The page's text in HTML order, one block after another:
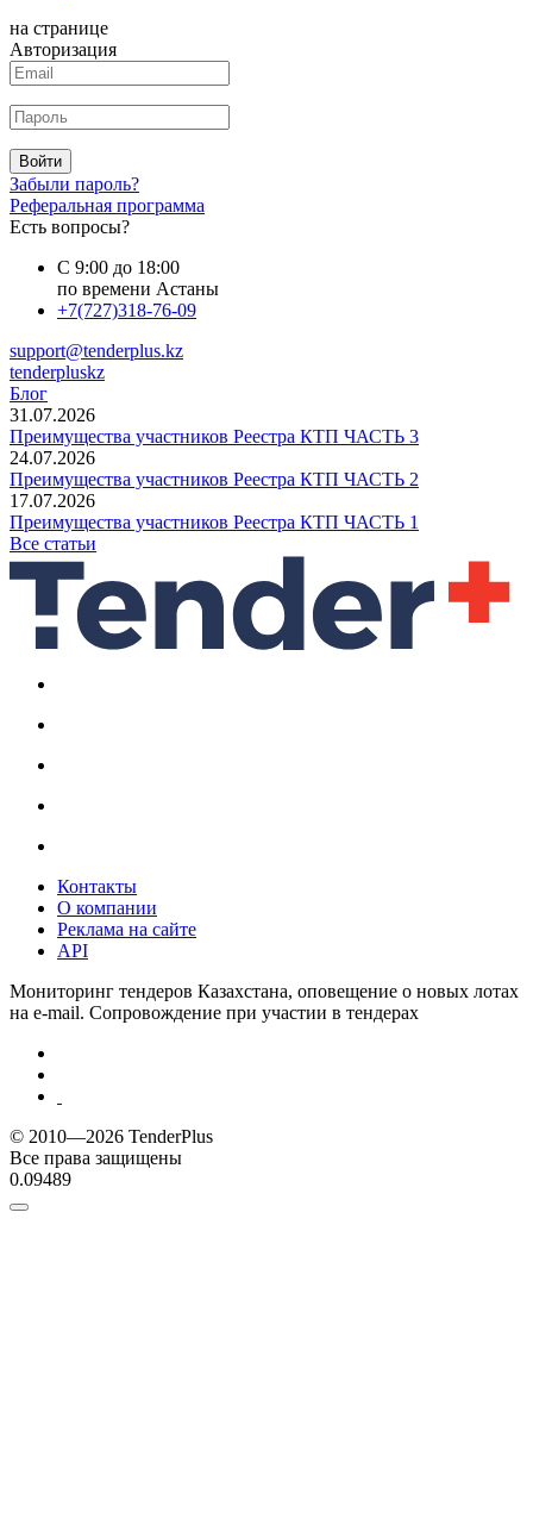
на странице
Авторизация
Войти
Забыли пароль?
Реферальная программа
Есть вопросы?
С 9:00 до 18:00
по времени Астаны
+7(727)318-76-09
support@tenderplus.kz
tenderpluskz
Блог
31.07.2026
Преимущества участников Реестра КТП ЧАСТЬ 3
24.07.2026
Преимущества участников Реестра КТП ЧАСТЬ 2
17.07.2026
Преимущества участников Реестра КТП ЧАСТЬ 1
Все статьи
Контакты
О компании
Реклама на сайте
API
Мониторинг тендеров Казахстана, оповещение о новых лотах
на e-mail. Сопровождение при участии в тендерах
© 2010—2026 TenderPlus
Все права защищены
0.09489